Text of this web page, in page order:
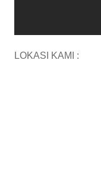
LOKASI KAMI :